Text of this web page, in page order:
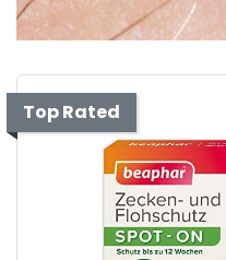
Top Rated